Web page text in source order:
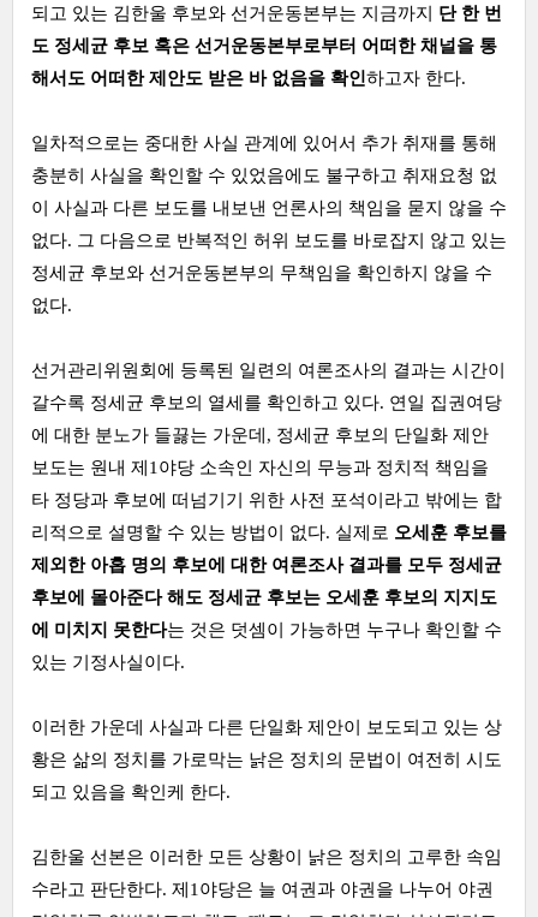
되고 있는 김한울 후보와 선거운동본부는 지금까지 단 한 번
도 정세균 후보 혹은 선거운동본부로부터 어떠한 채널을 통
해서도 어떠한 제안도 받은 바 없음을 확인하고자 한다.
일차적으로는 중대한 사실 관계에 있어서 추가 취재를 통해
충분히 사실을 확인할 수 있었음에도 불구하고 취재요청 없
이 사실과 다른 보도를 내보낸 언론사의 책임을 묻지 않을 수
없다. 그 다음으로 반복적인 허위 보도를 바로잡지 않고 있는
정세균 후보와 선거운동본부의 무책임을 확인하지 않을 수
없다.
선거관리위원회에 등록된 일련의 여론조사의 결과는 시간이
갈수록 정세균 후보의 열세를 확인하고 있다. 연일 집권여당
에 대한 분노가 들끓는 가운데, 정세균 후보의 단일화 제안
보도는 원내 제1야당 소속인 자신의 무능과 정치적 책임을
타 정당과 후보에 떠넘기기 위한 사전 포석이라고 밖에는 합
리적으로 설명할 수 있는 방법이 없다. 실제로 오세훈 후보를
제외한 아홉 명의 후보에 대한 여론조사 결과를 모두 정세균
후보에 몰아준다 해도 정세균 후보는 오세훈 후보의 지지도
에 미치지 못한다는 것은 덧셈이 가능하면 누구나 확인할 수
있는 기정사실이다.
이러한 가운데 사실과 다른 단일화 제안이 보도되고 있는 상
황은 삶의 정치를 가로막는 낡은 정치의 문법이 여전히 시도
되고 있음을 확인케 한다.
김한울 선본은 이러한 모든 상황이 낡은 정치의 고루한 속임
수라고 판단한다. 제1야당은 늘 여권과 야권을 나누어 야권